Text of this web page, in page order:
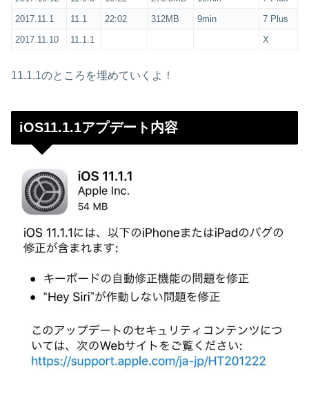
2017.11.1
11.1 22:02 312MB 9min
7 Plus
2017.11.10
11.1.1 X
11.1.1のところを埋めていくよ！
iOS11.1.1アプデート内容